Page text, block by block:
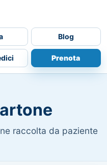
Blog
Prenota
raccolta da paziente